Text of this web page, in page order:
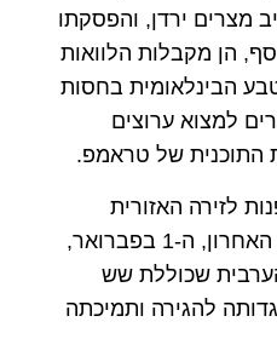
מצרים ירדן, והפסקתו
הן מקבלות הלוואות
הבינלאומית בחסות
למצוא ערוצים
התוכנית של טראמפ.
לזירה האזורית
והבינלאומית, ביום שבת האחרון, ה-1 בפברואר,
שכוללת שש
להגירה ותמיכתה